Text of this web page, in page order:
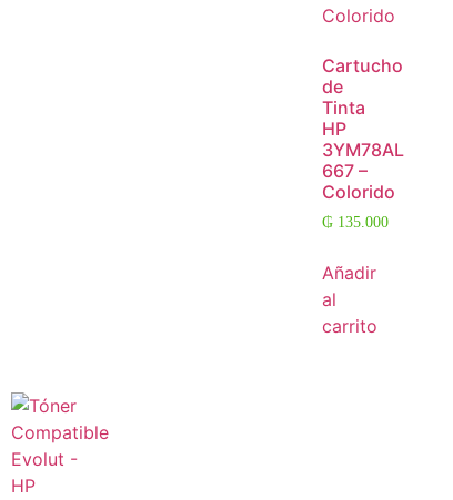
Cartucho
de
Tinta
HP
3YM78AL
667 –
Colorido
₲ 135.000
Añadir
al
carrito